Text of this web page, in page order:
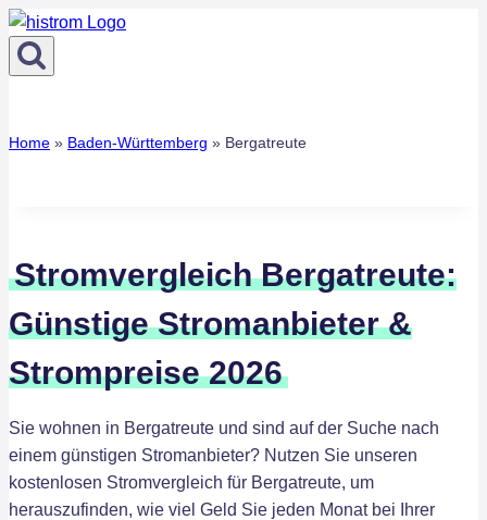
Zum
Inhalt
springen
Home » Baden-Württemberg » Bergatreute
Stromvergleich Bergatreute:
Günstige Stromanbieter &
Strompreise 2026
Sie wohnen in Bergatreute und sind auf der Suche nach
einem günstigen Stromanbieter? Nutzen Sie unseren
kostenlosen Stromvergleich für Bergatreute, um
herauszufinden, wie viel Geld Sie jeden Monat bei Ihrer